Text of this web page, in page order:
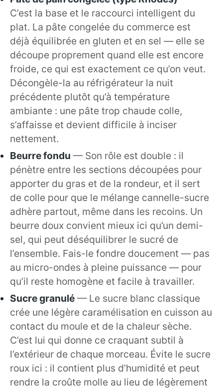
C’est la base et le raccourci intelligent du
plat. La pâte congelée du commerce est
déjà équilibrée en gluten et en sel — elle se
découpe proprement quand elle est encore
froide, ce qui est exactement ce qu’on veut.
Décongèle-la au réfrigérateur la nuit
précédente plutôt qu’à température
ambiante : une pâte trop chaude colle,
s’affaisse et devient difficile à inciser
nettement.
Beurre fondu — Son rôle est double : il
pénètre entre les sections découpées pour
apporter du gras et de la rondeur, et il sert
de colle pour que le mélange cannelle-sucre
adhère partout, même dans les recoins. Un
beurre doux convient mieux ici qu’un demi-
sel, qui peut déséquilibrer le sucré de
l’ensemble. Fais-le fondre doucement — pas
au micro-ondes à pleine puissance — pour
qu’il reste homogène et facile à travailler.
Sucre granulé — Le sucre blanc classique
crée une légère caramélisation en cuisson au
contact du moule et de la chaleur sèche.
C’est lui qui donne ce craquant subtil à
l’extérieur de chaque morceau. Évite le sucre
roux ici : il contient plus d’humidité et peut
rendre la croûte molle au lieu de légèrement